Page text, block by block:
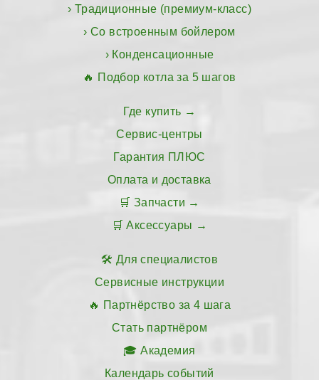
Традиционные (премиум-класс)
Со встроенным бойлером
Конденсационные
Подбор котла за 5 шагов
Где купить
Сервис-центры
Гарантия ПЛЮС
Оплата и доставка
Запчасти
Аксессуары
Для специалистов
Сервисные инструкции
Партнёрство за 4 шага
Стать партнёром
Академия
Календарь событий